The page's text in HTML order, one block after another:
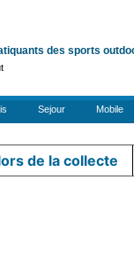
des sports
Sejour Mobile
de la collecte